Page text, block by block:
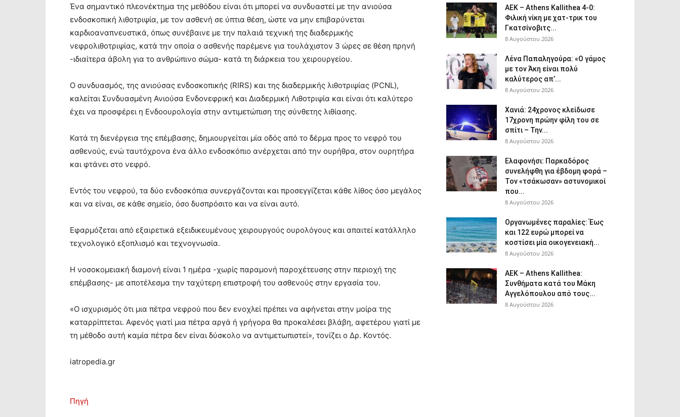
Ένα σημαντικό πλεονέκτημα της μεθόδου είναι ότι μπορεί να συνδυαστεί με την ανιούσα
ενδοσκοπική λιθοτριψία, με τον ασθενή σε ύπτια θέση, ώστε να μην επιβαρύνεται
καρδιοαναπνευστικά, όπως συνέβαινε με την παλαιά τεχνική της διαδερμικής
νεφρολιθοτριψίας, κατά την οποία ο ασθενής παρέμενε για τουλάχιστον 3 ώρες σε θέση πρηνή
-ιδιαίτερα άβολη για το ανθρώπινο σώμα- κατά τη διάρκεια του χειρουργείου.
Ο συνδυασμός, της ανιούσας ενδοσκοπικής (RIRS) και της διαδερμικής λιθοτριψίας (PCNL),
καλείται Συνδυασμένη Ανιούσα Ενδονεφρική και Διαδερμική Λιθοτριψία και είναι ότι καλύτερο
έχει να προσφέρει η Ενδοουρολογία στην αντιμετώπιση της σύνθετης λιθίασης.
Κατά τη διενέργεια της επέμβασης, δημιουργείται μία οδός από το δέρμα προς το νεφρό του
ασθενούς, ενώ ταυτόχρονα ένα άλλο ενδοσκόπιο ανέρχεται από την ουρήθρα, στον ουρητήρα
και φτάνει στο νεφρό.
Εντός του νεφρού, τα δύο ενδοσκόπια συνεργάζονται και προσεγγίζεται κάθε λίθος όσο μεγάλος
και να είναι, σε κάθε σημείο, όσο δυσπρόσιτο και να είναι αυτό.
Εφαρμόζεται από εξαιρετικά εξειδικευμένους χειρουργούς ουρολόγους και απαιτεί κατάλληλο
τεχνολογικό εξοπλισμό και τεχνογνωσία.
Η νοσοκομειακή διαμονή είναι 1 ημέρα -χωρίς παραμονή παροχέτευσης στην περιοχή της
επέμβασης- με αποτέλεσμα την ταχύτερη επιστροφή του ασθενούς στην εργασία του.
«Ο ισχυρισμός ότι μια πέτρα νεφρού που δεν ενοχλεί πρέπει να αφήνεται στην μοίρα της
καταρρίπτεται. Αφενός γιατί μια πέτρα αργά ή γρήγορα θα προκαλέσει βλάβη, αφετέρου γιατί με
τη μέθοδο αυτή καμία πέτρα δεν είναι δύσκολο να αντιμετωπιστεί», τονίζει ο Δρ. Κοντός.
iatropedia.gr
Πηγή
ΑΕΚ – Athens Kallithea 4-0:
Φιλική νίκη με χατ-τρικ του
Γκατσίνοβιτς...
8 Αυγούστου 2026
Λένα Παπαληγούρα: «Ο γάμος
με τον Άκη είναι πολύ
καλύτερος απ’...
8 Αυγούστου 2026
Χανιά: 24χρονος κλείδωσε
17χρονη πρώην φίλη του σε
σπίτι – Την...
8 Αυγούστου 2026
Ελαφονήσι: Παρκαδόρος
συνελήφθη για έβδομη φορά –
Τον «τσάκωσαν» αστυνομικοί
που...
8 Αυγούστου 2026
Οργανωμένες παραλίες: Έως
και 122 ευρώ μπορεί να
κοστίσει μία οικογενειακή...
8 Αυγούστου 2026
ΑΕΚ – Athens Kallithea:
Συνθήματα κατά του Μάκη
Αγγελόπουλου από τους...
8 Αυγούστου 2026